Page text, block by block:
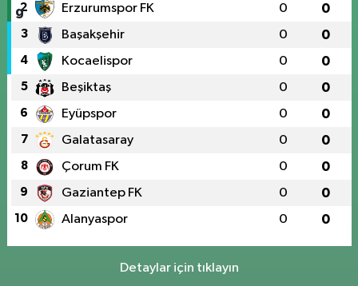
2 Erzurumspor FK 0 0
3 Başakşehir 0 0
4 Kocaelispor 0 0
5 Beşiktaş 0 0
6 Eyüpspor 0 0
7 Galatasaray 0 0
8 Çorum FK 0 0
9 Gaziantep FK 0 0
10 Alanyaspor 0 0
Detaylar için tıklayın